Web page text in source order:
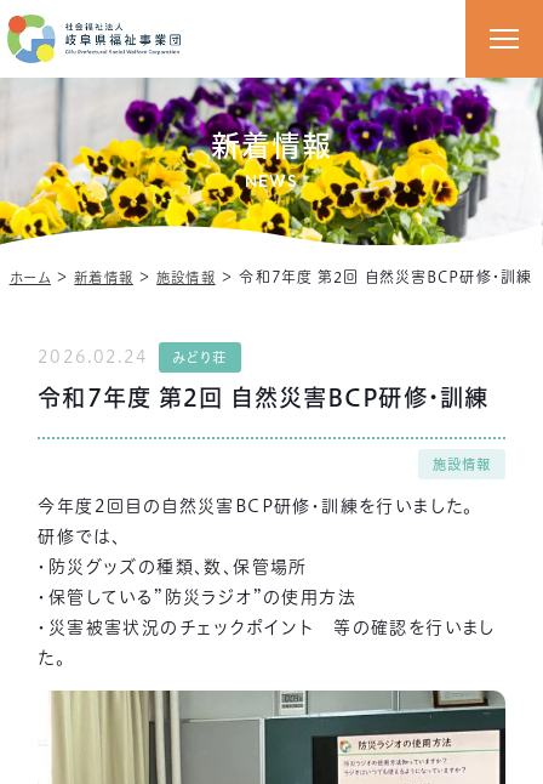
新着情報
NEWS
ホーム ＞新着情報 ＞施設情報 ＞令和7年度 第2回 自然災害BCP研修・訓練
2026.02.24 みどり荘
令和7年度 第2回 自然災害BCP研修・訓練
施設情報
今年度2回目の自然災害BCP研修・訓練を行いました。
研修では、
・防災グッズの種類、数、保管場所
・保管している”防災ラジオ”の使用方法
・災害被害状況のチェックポイント 等の確認を行いまし
た。